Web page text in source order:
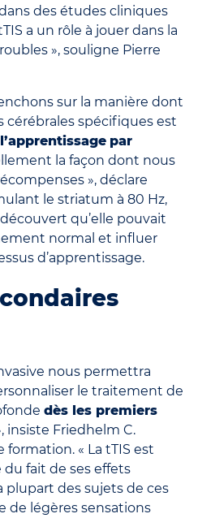
des études cliniques
a un rôle à jouer dans la
», souligne Pierre
sur la manière dont
cérébrales spécifiques est
par
la façon dont nous
», déclare
le striatum à 80 Hz,
qu’elle pouvait
normal et influer
d’apprentissage.
nous permettra
le traitement de
dès les premiers
insiste Friedhelm C.
« La tTIS est
fait de ses effets
plupart des sujets de ces
de légères sensations